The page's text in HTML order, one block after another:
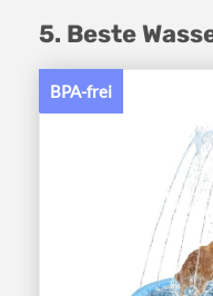
5. Beste
BPA-frei